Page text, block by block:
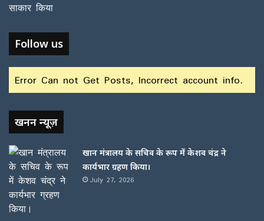
Follow us
Error Can not Get Posts, Incorrect account info.
खनन न्यूज़
खान मंत्रालय के सचिव के रूप में केशव चंद्र ने
कार्यभार ग्रहण किया।
July 27, 2026